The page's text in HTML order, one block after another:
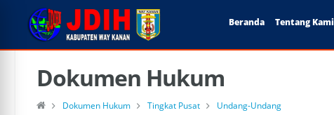
Beranda Tentang Kami
Dokumen Hukum
Dokumen Hukum Tingkat Pusat Undang-Undang